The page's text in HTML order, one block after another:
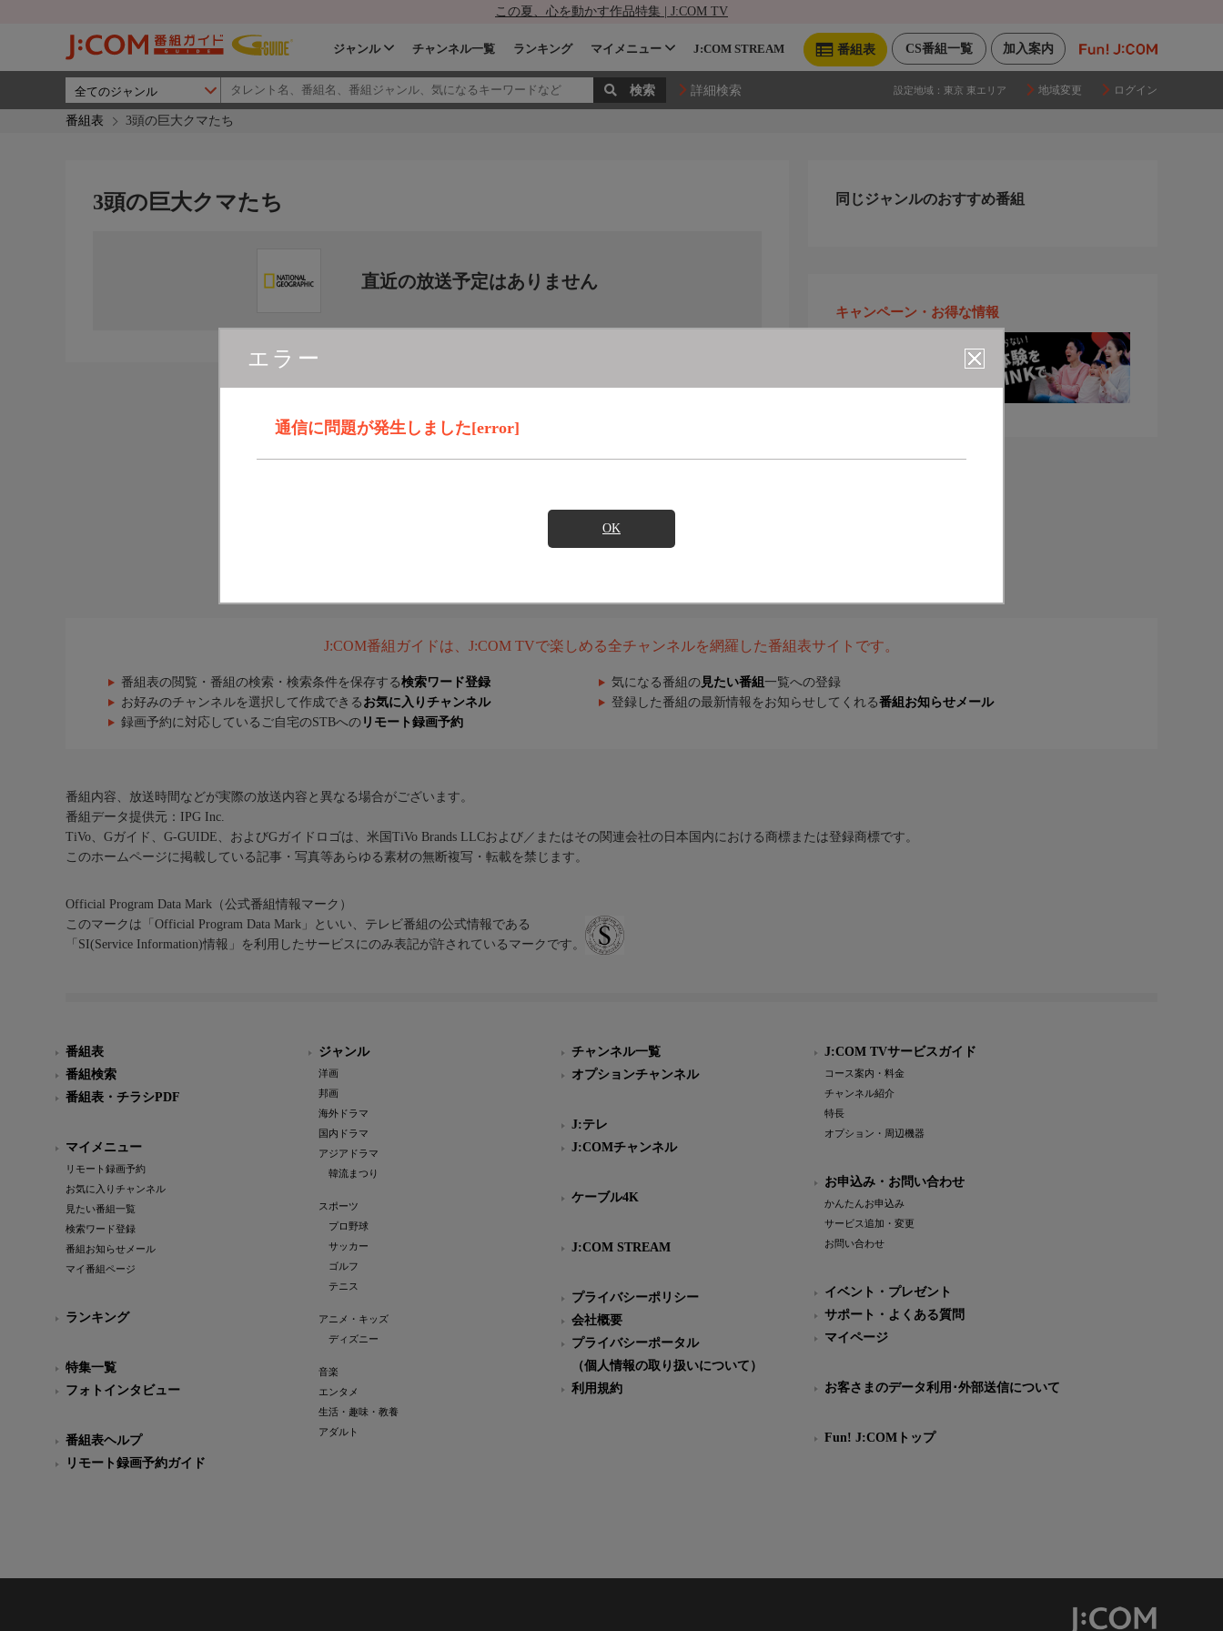
この夏、心を動かす作品特集 | J:COM TV
加入案内
CS番組一覧
番組表
ジャンル チャンネル一覧 ランキング マイメニュー J:COM STREAM
詳細検索 設定地域： 東京 東エリア 地域変更 ログイン
番組表 3頭の巨大クマたち
エラー
通信に問題が発生しました[error]
OK
3頭の巨大クマたち
直近の放送予定はありません
同じジャンルのおすすめ番組
キャンペーン・お得な情報
J:COM番組ガイドは、J:COM TVで楽しめる全チャンネルを網羅した番組表サイトです。
番組表の閲覧・番組の検索・検索条件を保存する検索ワード登録 気になる番組の 見たい番組 一覧への登録
お好みのチャンネルを選択して作成できる お気に入りチャンネル 登録した番組の最新情報をお知らせしてくれる番組お知らせメール
録画予約に対応しているご自宅のSTBへの リモート録画予約
番組内容、放送時間などが実際の放送内容と異なる場合がございます。
番組データ提供元：IPG Inc.
TiVo、Gガイド、G-GUIDE、およびGガイドロゴは、米国TiVo Brands LLCおよび／またはその関連会社の日本国内における商標または登録商標です。
このホームページに掲載している記事・写真等あらゆる素材の無断複写・転載を禁じます。
Official Program Data Mark（公式番組情報マーク）
このマークは「Official Program Data Mark」といい、テレビ番組の公式情報である
「SI(Service Information)情報」を利用したサービスにのみ表記が許されているマークです。
番組表
番組検索
番組表・チラシPDF
マイメニュー
リモート録画予約
お気に入りチャンネル
見たい番組一覧
検索ワード登録
番組お知らせメール
マイ番組ページ
ランキング
特集一覧
フォトインタビュー
番組表ヘルプ
リモート録画予約ガイド
ジャンル
洋画
邦画
海外ドラマ
国内ドラマ
アジアドラマ
韓流まつり
スポーツ
プロ野球
サッカー
ゴルフ
テニス
アニメ・キッズ
ディズニー
音楽
エンタメ
生活・趣味・教養
アダルト
チャンネル一覧
オプションチャンネル
J:テレ
J:COMチャンネル
ケーブル4K
J:COM STREAM
プライバシーポリシー
会社概要
プライバシーポータル
（個人情報の取り扱いについて）
利用規約
J:COM TVサービスガイド
コース案内・料金
チャンネル紹介
特長
オプション・周辺機器
お申込み・お問い合わせ
かんたんお申込み
サービス追加・変更
お問い合わせ
イベント・プレゼント
サポート・よくある質問
マイページ
お客さまのデータ利用･外部送信について
Fun! J:COMトップ